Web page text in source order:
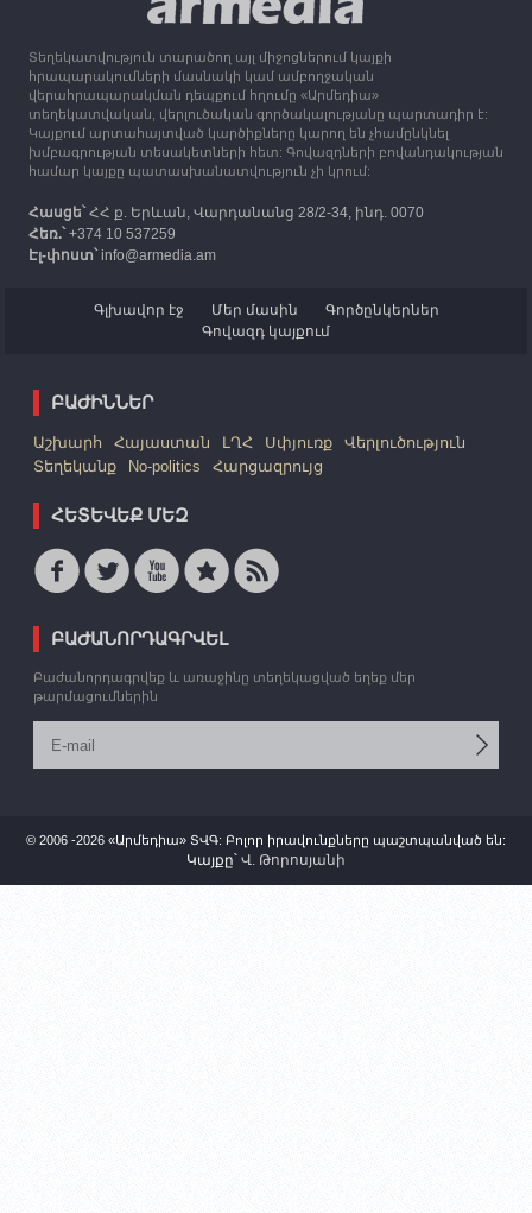
Ղարաբաղից բռնի տեղահանվածներին
12:25 30.09.2023
Հայաստան է ժամանել բռնի տեղահանված 100
հազար 417 արցախցի
Տեղեկատվություն տարածող այլ միջոցներում կայքի
հրապարակումների մասնակի կամ ամբողջական
վերահրապարակման դեպքում հղումը «Արմեդիա»
տեղեկատվական, վերլուծական գործակալությանը պարտադիր է:
Կայքում արտահայտված կարծիքները կարող են չհամընկնել
խմբագրության տեսակետների հետ: Գովազդների բովանդակության
համար կայքը պատասխանատվություն չի կրում:
Հասցե՝ՀՀ ք. Երևան, Վարդանանց 28/2-34, ինդ. 0070
Հեռ.՝+374 10 537259
Էլ-փոստ՝info@armedia.am
Գլխավոր էջ Մեր մասին
Գործընկերներ
Գովազդ կայքում
ԲԱԺԻՆՆԵՐ
Աշխարհ Հայաստան ԼՂՀ Սփյուռք
Վերլուծություն
Տեղեկանք
No-politics Հարցազրույց
ՀԵՏԵՎԵՔ ՄԵԶ
ԲԱԺԱՆՈՐԴԱԳՐՎԵԼ
Բաժանորդագրվեք և առաջինը տեղեկացված եղեք մեր
թարմացումներին
© 2006 -2026 «Արմեդիա» ՏՎԳ: Բոլոր իրավունքները պաշտպանված են:
Կայքը՝ Վ. Թորոսյանի